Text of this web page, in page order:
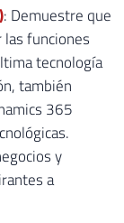
: Demuestre que
funciones
tecnología
también
365
y
a